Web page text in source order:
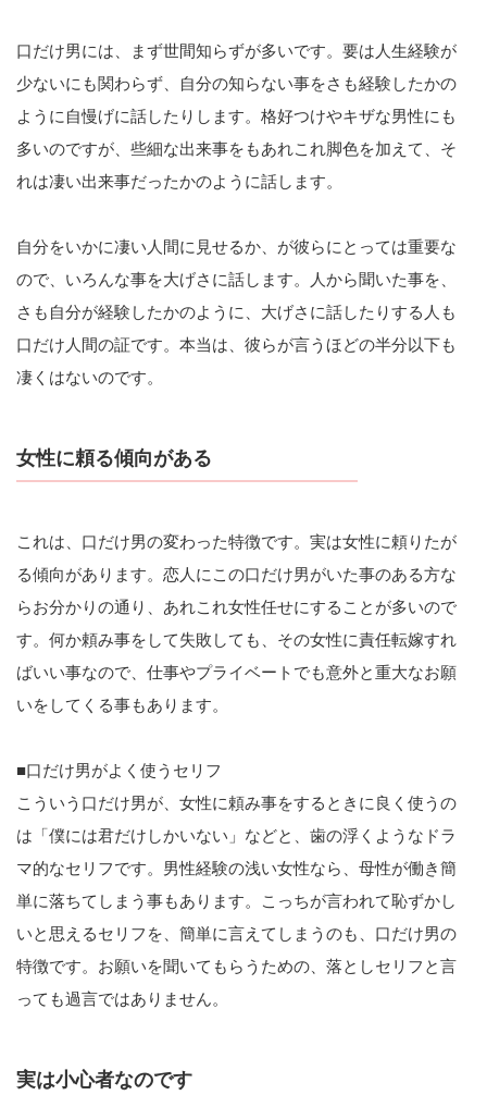
口だけ男には、まず世間知らずが多いです。要は人生経験が
少ないにも関わらず、自分の知らない事をさも経験したかの
ように自慢げに話したりします。格好つけやキザな男性にも
多いのですが、些細な出来事をもあれこれ脚色を加えて、そ
れは凄い出来事だったかのように話します。
自分をいかに凄い人間に見せるか、が彼らにとっては重要な
ので、いろんな事を大げさに話します。人から聞いた事を、
さも自分が経験したかのように、大げさに話したりする人も
口だけ人間の証です。本当は、彼らが言うほどの半分以下も
凄くはないのです。
女性に頼る傾向がある
これは、口だけ男の変わった特徴です。実は女性に頼りたが
る傾向があります。恋人にこの口だけ男がいた事のある方な
らお分かりの通り、あれこれ女性任せにすることが多いので
す。何か頼み事をして失敗しても、その女性に責任転嫁すれ
ばいい事なので、仕事やプライベートでも意外と重大なお願
いをしてくる事もあります。
■口だけ男がよく使うセリフ
こういう口だけ男が、女性に頼み事をするときに良く使うの
は「僕には君だけしかいない」などと、歯の浮くようなドラ
マ的なセリフです。男性経験の浅い女性なら、母性が働き簡
単に落ちてしまう事もあります。こっちが言われて恥ずかし
いと思えるセリフを、簡単に言えてしまうのも、口だけ男の
特徴です。お願いを聞いてもらうための、落としセリフと言
っても過言ではありません。
実は小心者なのです